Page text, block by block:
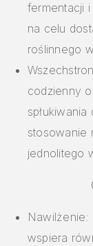
fermentacji
na celu
roślinnego
codzienny
stosowanie
jednolitego
Nawilżenie:
wspiera